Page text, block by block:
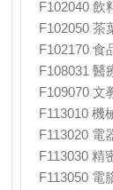
F102040 飲
F102050 茶
F102170 食
F108031 醫
F109070 文
F113010 機
F113020 電
F113030 精
F113050 電